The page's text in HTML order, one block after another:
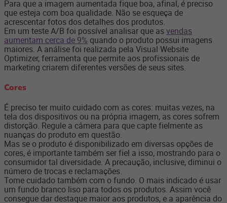
Para que a imagem aumentada fique boa, afinal, é preciso
que esteja com boa qualidade. Não se esqueça de
acrescentar fotos dos detalhes dos produtos.
Em um teste A/B foi possível analisar que asvendas
aumentam cerca de 9% quando o produto possui imagens
maiores. A análise foi realizada pela Visual Website
Optimizer, ferramenta que permite aos profissionais de
marketing criarem diferentes versões de seus sites.
Cores
É preciso ter muito cuidado com as cores: muitas vezes, na
tela dos dispositivos ou na própria imagem, as cores sofrem
distorção. Regule a câmera para que capte fielmente as
nuanças do produto em questão.
Mas se o produto é disponibilizado em diversas opções de
cores, é importante também ser fiel a isso, mostrando para o
consumidor tal diversidade. A precaução, inclusive, diminui o
número de trocas e reclamações.
Tome cuidado também com o fundo. O mais indicado é usar
um fundo branco liso para todos os produtos. Assim você
consegue dar destaque maior aos produtos, e a aparência do